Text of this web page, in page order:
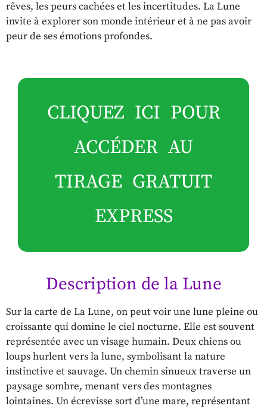
rêves, les peurs cachées et les incertitudes. La Lune
invite à explorer son monde intérieur et à ne pas avoir
peur de ses émotions profondes.
CLIQUEZ ICI POUR
ACCÉDER AU
TIRAGE GRATUIT
EXPRESS
Description de la Lune
Sur la carte de La Lune, on peut voir une lune pleine ou
croissante qui domine le ciel nocturne. Elle est souvent
représentée avec un visage humain. Deux chiens ou
loups hurlent vers la lune, symbolisant la nature
instinctive et sauvage. Un chemin sinueux traverse un
paysage sombre, menant vers des montagnes
lointaines. Un écrevisse sort d’une mare, représentant